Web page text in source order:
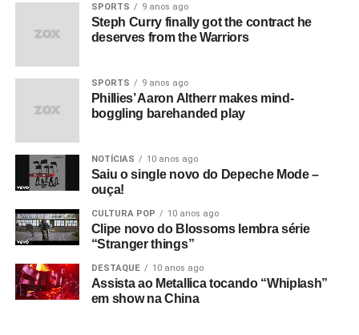
SPORTS 9 anos ago
Steph Curry finally got the contract he
deserves from the Warriors
SPORTS 9 anos ago
Phillies’ Aaron Altherr makes mind-
boggling barehanded play
NOTÍCIAS 10 anos ago
Saiu o single novo do Depeche Mode –
ouça!
CULTURA POP 10 anos ago
Clipe novo do Blossoms lembra série
“Stranger things”
DESTAQUE 10 anos ago
Assista ao Metallica tocando “Whiplash”
em show na China